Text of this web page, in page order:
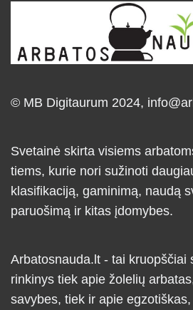
© MB Digitaurum 2024,
Svetainė skirta visiems
tiems, kurie nori sužinoti
klasifikaciją, gaminimą, naudą
paruošimą ir kitas įdomybes.
Arbatosnauda.lt - tai kruopščiai
rinkinys tiek apie žolelių
savybes, tiek ir apie